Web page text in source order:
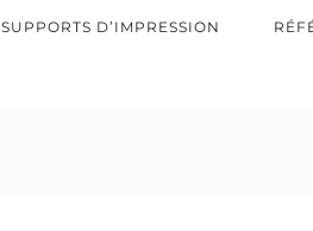
SUPPORTS D’IMPRESSION